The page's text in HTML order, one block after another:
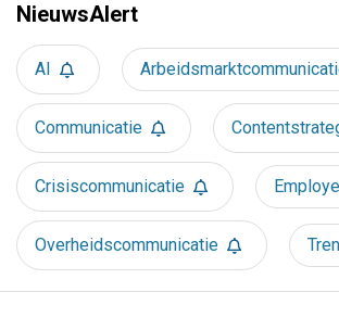
NieuwsAlert
AI
Communicatie
Crisiscommunicatie
Overheidscommunicatie